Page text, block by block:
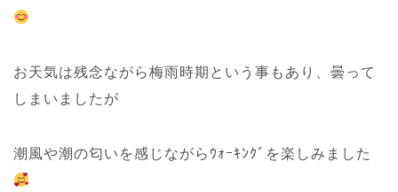
お天気は残念ながら梅雨時期という事もあり、曇って
しまいましたが
潮風や潮の匂いを感じながらｳｫｰｷﾝｸﾞを楽しみました